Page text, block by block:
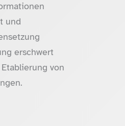
und
erschwert
von